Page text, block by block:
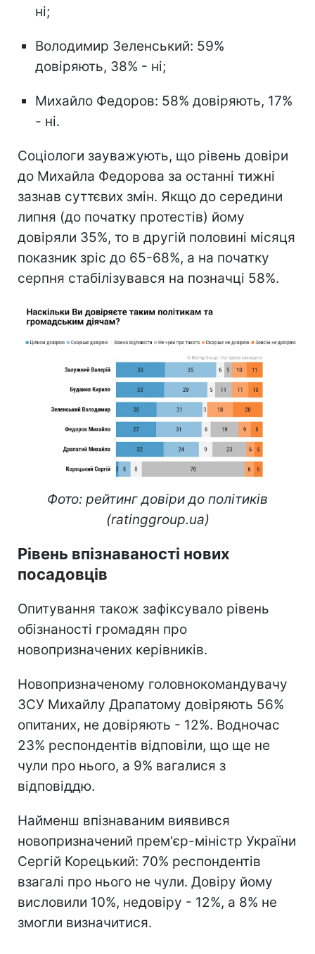
ні;
Володимир Зеленський: 59%
довіряють, 38% - ні;
Михайло Федоров: 58% довіряють, 17%
- ні.
Соціологи зауважують, що рівень довіри
до Михайла Федорова за останні тижні
зазнав суттєвих змін. Якщо до середини
липня (до початку протестів) йому
довіряли 35%, то в другій половині місяця
показник зріс до 65-68%, а на початку
серпня стабілізувався на позначці 58%.
Фото: рейтинг довіри до політиків
(ratinggroup.ua)
Рівень впізнаваності нових
посадовців
Опитування також зафіксувало рівень
обізнаності громадян про
новопризначених керівників.
Новопризначеному головнокомандувачу
ЗСУ Михайлу Драпатому довіряють 56%
опитаних, не довіряють - 12%. Водночас
23% респондентів відповіли, що ще не
чули про нього, а 9% вагалися з
відповіддю.
Найменш впізнаваним виявився
новопризначений прем'єр-міністр України
Сергій Корецький: 70% респондентів
взагалі про нього не чули. Довіру йому
висловили 10%, недовіру - 12%, а 8% не
змогли визначитися.